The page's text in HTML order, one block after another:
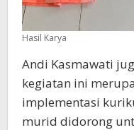
Hasil Karya
Andi Kasmawati
kegiatan ini
implementasi
murid didorong